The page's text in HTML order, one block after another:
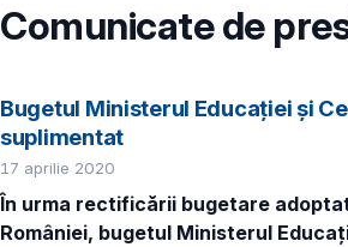
Comunicate de
Bugetul Ministerul Educației și
suplimentat
17 aprilie 2020
În urma rectificării bugetare
României, bugetul Ministerul